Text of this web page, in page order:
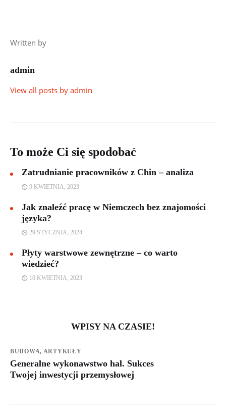
Written by
admin
View all posts by admin
To może Ci się spodobać
Zatrudnianie pracowników z Chin – analiza
9 KWIETNIA, 2023
Jak znaleźć pracę w Niemczech bez znajomości
języka?
29 STYCZNIA, 2024
Płyty warstwowe zewnętrzne – co warto
wiedzieć?
10 KWIETNIA, 2023
WPISY NA CZASIE!
BUDOWA, ARTYKUŁY
Generalne wykonawstwo hal. Sukces
Twojej inwestycji przemysłowej